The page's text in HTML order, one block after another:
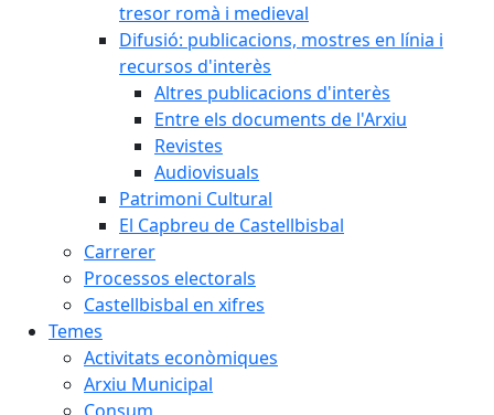
tresor romà i medieval
Difusió: publicacions, mostres en línia i
recursos d'interès
Altres publicacions d'interès
Entre els documents de l'Arxiu
Revistes
Audiovisuals
Patrimoni Cultural
El Capbreu de Castellbisbal
Carrerer
Processos electorals
Castellbisbal en xifres
Temes
Activitats econòmiques
Arxiu Municipal